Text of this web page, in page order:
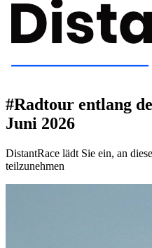
#Radtour entlang
Juni 2026
DistantRace lädt Sie ein, an
teilzunehmen